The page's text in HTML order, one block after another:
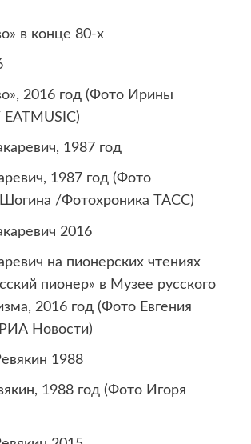
в конце 80-х
2016 год (Фото Ирины
EATMUSIC)
1987 год (Фото
/Фотохроника ТАСС)
на пионерских чтениях
пионер» в Музее русского
2016 год (Фото Евгения
Новости)
1988 год (Фото Игоря